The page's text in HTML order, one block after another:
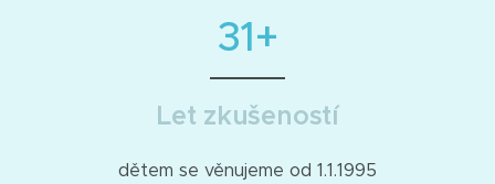
31+
Let zkušeností
dětem se věnujeme od 1.1.1995